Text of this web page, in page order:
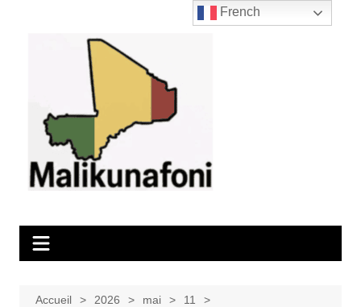
Accueil 2026 mai
11
French